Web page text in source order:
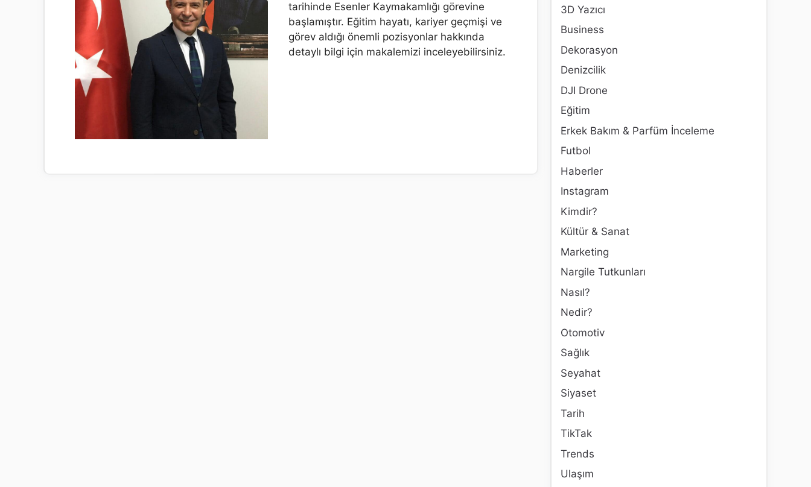
tarihinde Esenler Kaymakamlığı görevine
başlamıştır. Eğitim hayatı, kariyer geçmişi ve
görev aldığı önemli pozisyonlar hakkında
detaylı bilgi için makalemizi inceleyebilirsiniz.
3D Yazıcı
Business
Dekorasyon
Denizcilik
DJI Drone
Eğitim
Erkek Bakım & Parfüm İnceleme
Futbol
Haberler
Instagram
Kimdir?
Kültür & Sanat
Marketing
Nargile Tutkunları
Nasıl?
Nedir?
Otomotiv
Sağlık
Seyahat
Siyaset
Tarih
TikTak
Trends
Ulaşım